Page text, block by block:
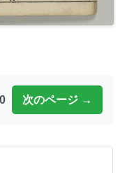
次のページ →